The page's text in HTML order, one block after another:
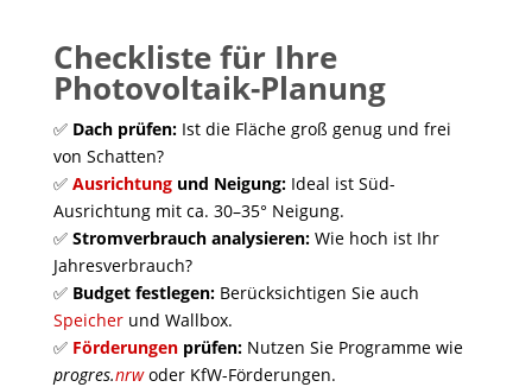
Checkliste für Ihre
Photovoltaik-Planung
✅ Dach prüfen:Ist die Fläche groß genug und frei
von Schatten?
✅ Ausrichtungund Neigung:Ideal ist Süd-
Ausrichtung mit ca. 30–35° Neigung.
✅ Stromverbrauch analysieren:Wie hoch ist Ihr
Jahresverbrauch?
✅ Budget festlegen:Berücksichtigen Sie auch
Speicherund Wallbox.
✅ Förderungenprüfen:Nutzen Sie Programme wie
progres.nrwoder KfW-Förderungen.